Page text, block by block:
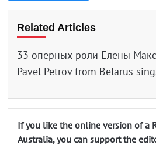
Related Articles
33 оперных роли Елены
Pavel Petrov from Belarus
If you like the online version of a
Australia, you can support the